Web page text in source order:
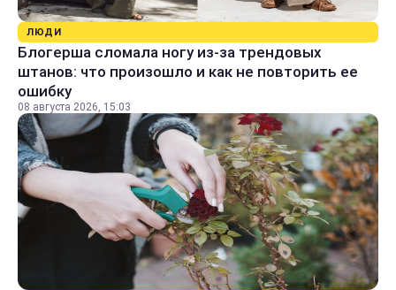
ЛЮДИ
Блогерша сломала ногу из-за трендовых
штанов: что произошло и как не повторить ее
ошибку
08 августа 2026, 15:03